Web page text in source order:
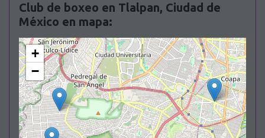
Club de boxeo en Tlalpan, Ciudad de
México en mapa:
+
−